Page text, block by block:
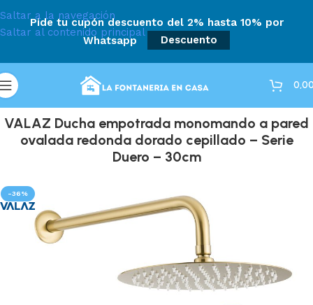
Saltar a la navegación
Saltar al contenido principal
Pide tu cupón descuento del 2% hasta 10% por
Whatsapp
Descuento
VALAZ Ducha empotrada monomando a pared
ovalada redonda dorado cepillado – Serie
Duero – 30cm
-36%